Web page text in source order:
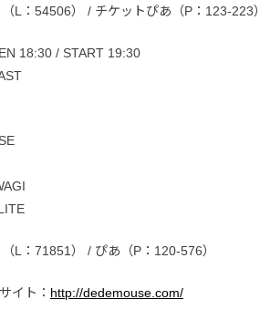
L：54506） / チケットぴあ（P：123-223）
18:30 / START 19:30
L：71851） / ぴあ（P：120-576）
イト： http://dedemouse.com/